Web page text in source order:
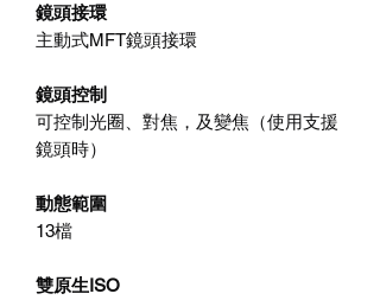
鏡頭接環
主動式MFT鏡頭接環
鏡頭控制
可控制光圈、對焦，及變焦（使用支援
鏡頭時）
動態範圍
13檔
雙原生ISO